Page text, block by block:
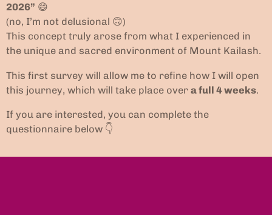
2026” 😄
(no, I’m not delusional 🙃)
This concept truly arose from what I experienced in
the unique and sacred environment of Mount Kailash.
This first survey will allow me to refine how I will open
this journey, which will take place over a full 4 weeks.
If you are interested, you can complete the
questionnaire below 👇